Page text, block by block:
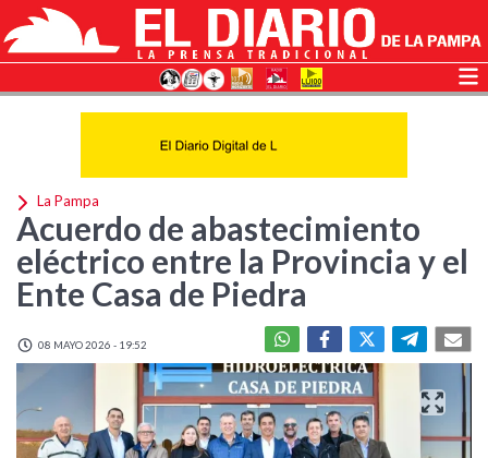
La Pampa
Acuerdo de abastecimiento
eléctrico entre la Provincia y el
Ente Casa de Piedra
08 MAYO 2026 - 19:52